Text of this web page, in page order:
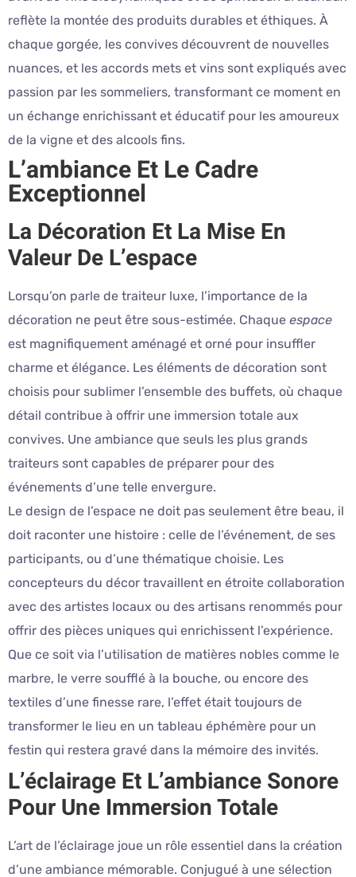
reflète la montée des produits durables et éthiques. À
chaque gorgée, les convives découvrent de nouvelles
nuances, et les accords mets et vins sont expliqués avec
passion par les sommeliers, transformant ce moment en
un échange enrichissant et éducatif pour les amoureux
de la vigne et des alcools fins.
L’ambiance Et Le Cadre
Exceptionnel
La Décoration Et La Mise En
Valeur De L’espace
Lorsqu’on parle de traiteur luxe, l’importance de la
décoration ne peut être sous-estimée. Chaque espace
est magnifiquement aménagé et orné pour insuffler
charme et élégance. Les éléments de décoration sont
choisis pour sublimer l’ensemble des buffets, où chaque
détail contribue à offrir une immersion totale aux
convives. Une ambiance que seuls les plus grands
traiteurs sont capables de préparer pour des
événements d’une telle envergure.
Le design de l’espace ne doit pas seulement être beau, il
doit raconter une histoire : celle de l’événement, de ses
participants, ou d’une thématique choisie. Les
concepteurs du décor travaillent en étroite collaboration
avec des artistes locaux ou des artisans renommés pour
offrir des pièces uniques qui enrichissent l’expérience.
Que ce soit via l’utilisation de matières nobles comme le
marbre, le verre soufflé à la bouche, ou encore des
textiles d’une finesse rare, l’effet était toujours de
transformer le lieu en un tableau éphémère pour un
festin qui restera gravé dans la mémoire des invités.
L’éclairage Et L’ambiance Sonore
Pour Une Immersion Totale
L’art de l’éclairage joue un rôle essentiel dans la création
d’une ambiance mémorable. Conjugué à une sélection